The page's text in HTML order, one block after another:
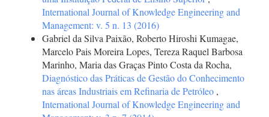
International Journal of Knowledge Engineering and
Management: v. 5 n. 13 (2016)
Gabriel da Silva Paixão, Roberto Hiroshi Kumagae,
Marcelo Pais Moreira Lopes, Tereza Raquel Barbosa
Marinho, Maria das Graças Pinto Costa da Rocha,
Diagnóstico das Práticas de Gestão do Conhecimento
nas áreas Industriais em Refinaria de Petróleo ,
International Journal of Knowledge Engineering and